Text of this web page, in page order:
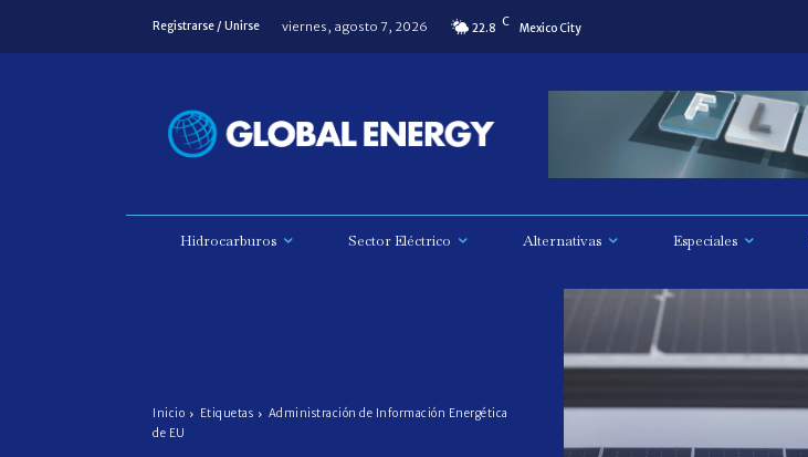
Registrarse / Unirse viernes, agosto 7, 2026 22.8 C Mexico City
Hidrocarburos Sector Eléctrico Alternativas Especiales
Inicio Etiquetas
Administración de Información Energética
de EU